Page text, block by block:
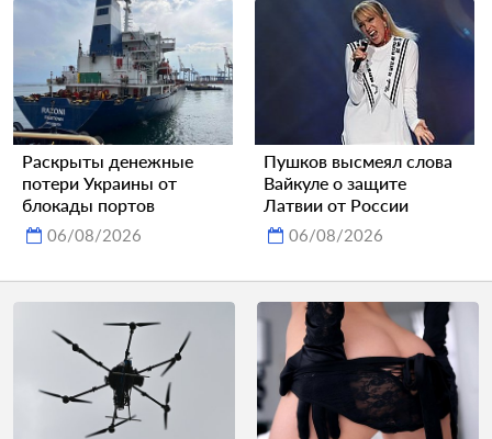
Раскрыты денежные
потери Украины от
блокады портов
06/08/2026
Пушков высмеял слова
Вайкуле о защите
Латвии от России
06/08/2026